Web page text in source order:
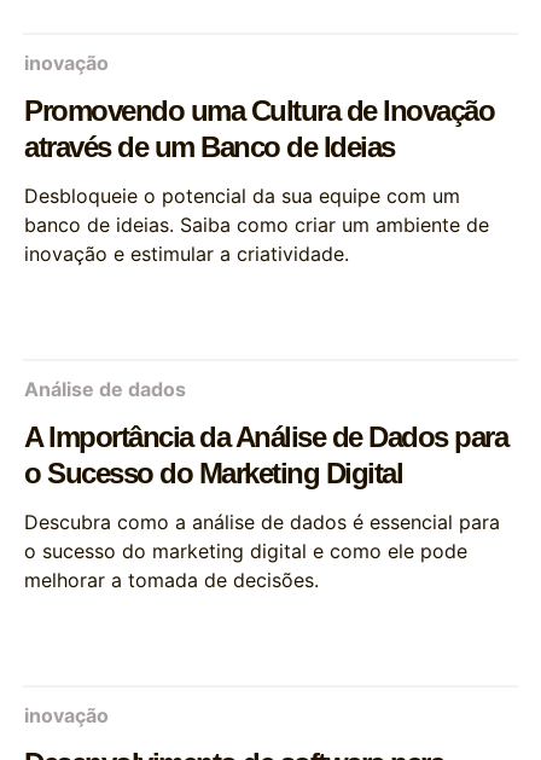
inovação
Promovendo uma Cultura de Inovação
através de um Banco de Ideias
Desbloqueie o potencial da sua equipe com um
banco de ideias. Saiba como criar um ambiente de
inovação e estimular a criatividade.
Análise de dados
A Importância da Análise de Dados para
o Sucesso do Marketing Digital
Descubra como a análise de dados é essencial para
o sucesso do marketing digital e como ele pode
melhorar a tomada de decisões.
inovação